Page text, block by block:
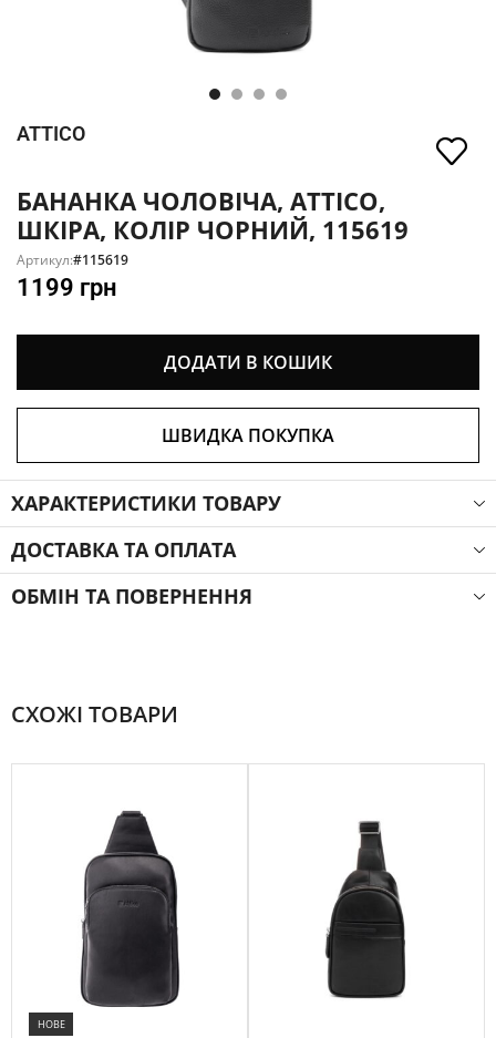
ATTICO
БАНАНКА ЧОЛОВІЧА, ATTICO,
ШКІРА, КОЛІР ЧОРНИЙ, 115619
Артикул:#115619
1199 грн
ДОДАТИ В КОШИК
ШВИДКА ПОКУПКА
ХАРАКТЕРИСТИКИ ТОВАРУ
ДОСТАВКА ТА ОПЛАТА
ОБМІН ТА ПОВЕРНЕННЯ
СХОЖІ ТОВАРИ
НОВЕ